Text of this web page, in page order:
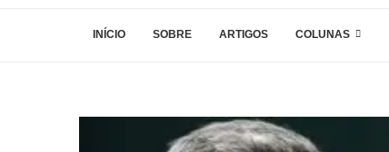
INÍCIO SOBRE ARTIGOS COLUNAS